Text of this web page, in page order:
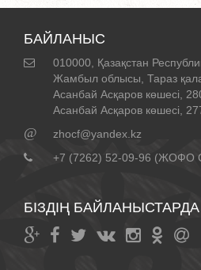
БАЙЛАНЫС
010000, Қазақстан
Жамбыл облысы, Тараз
Асанбай Асқаров көшесі,
Асанбай Асқаров көшесі,
@
zhocf@yandex.kz
+7 (7262) 52-09-96 (ЖОФО
БІЗДІҢ БАЙЛАНЫСТАРДА